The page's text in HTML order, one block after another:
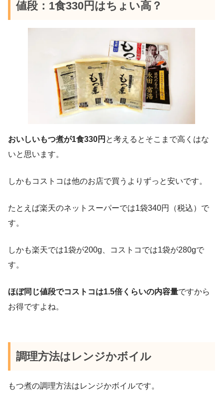
値段：1食330円はちょい高？
おいしいもつ煮が1食330円 と考えるとそこまで高くはな
いと思います。
しかもコストコは他のお店で買うよりずっと安いです。
たとえば楽天のネットスーパーでは1袋340円（税込）で
す。
しかも楽天では1袋が200g、コストコでは1袋が280gで
す。
ほぼ同じ値段でコストコは1.5倍くらいの内容量ですから
お得ですよね。
調理方法はレンジかボイル
もつ煮の調理方法はレンジかボイルです。